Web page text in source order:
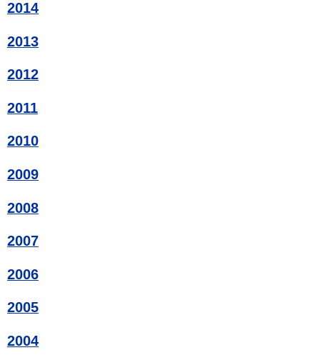
2014
2013
2012
2011
2010
2009
2008
2007
2006
2005
2004